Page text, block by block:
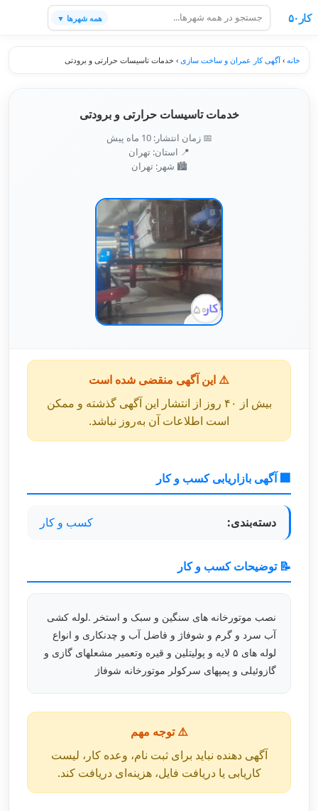
کار۵۰ همه شهرها ▼
خانه ›آگهی کار عمران و ساخت سازی › خدمات تاسیسات حرارتی و برودتی
خدمات تاسیسات حرارتی و برودتی
📅 زمان انتشار: 10 ماه پیش
📍 استان: تهران
🏙️ شهر: تهران
⚠️ این آگهی منقضی شده است
بیش از ۴۰ روز از انتشار این آگهی گذشته و ممکن
است اطلاعات آن به‌روز نباشد.
🏢 آگهی بازاریابی کسب و کار
دسته‌بندی: کسب و کار
📝 توضیحات کسب و کار
نصب موتورخانه های سنگین و سبک و استخر .لوله کشی
آب سرد و گرم و شوفاژ و فاضل آب و چدنکاری و انواع
لوله های ۵ لایه و پولیتلین و قیره وتعمیر مشعلهای گازی و
گازوئیلی و پمپهای سرکولر موتورخانه شوفاژ
⚠️ توجه مهم
آگهی دهنده نباید برای ثبت نام، وعده کار، لیست
کاریابی یا دریافت فایل، هزینه‌ای دریافت کند.